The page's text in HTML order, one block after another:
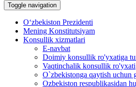
Toggle navigation
Oʻzbekiston Prezidenti
Mening Konstitutsiyam
Konsullik xizmatlari
E-navbat
Doimiy konsullik ro'yxatiga
Vaqtinchalik konsullik ro'yxati
O`zbekistonga qaytish uchun
Ozbekiston respublikasidan